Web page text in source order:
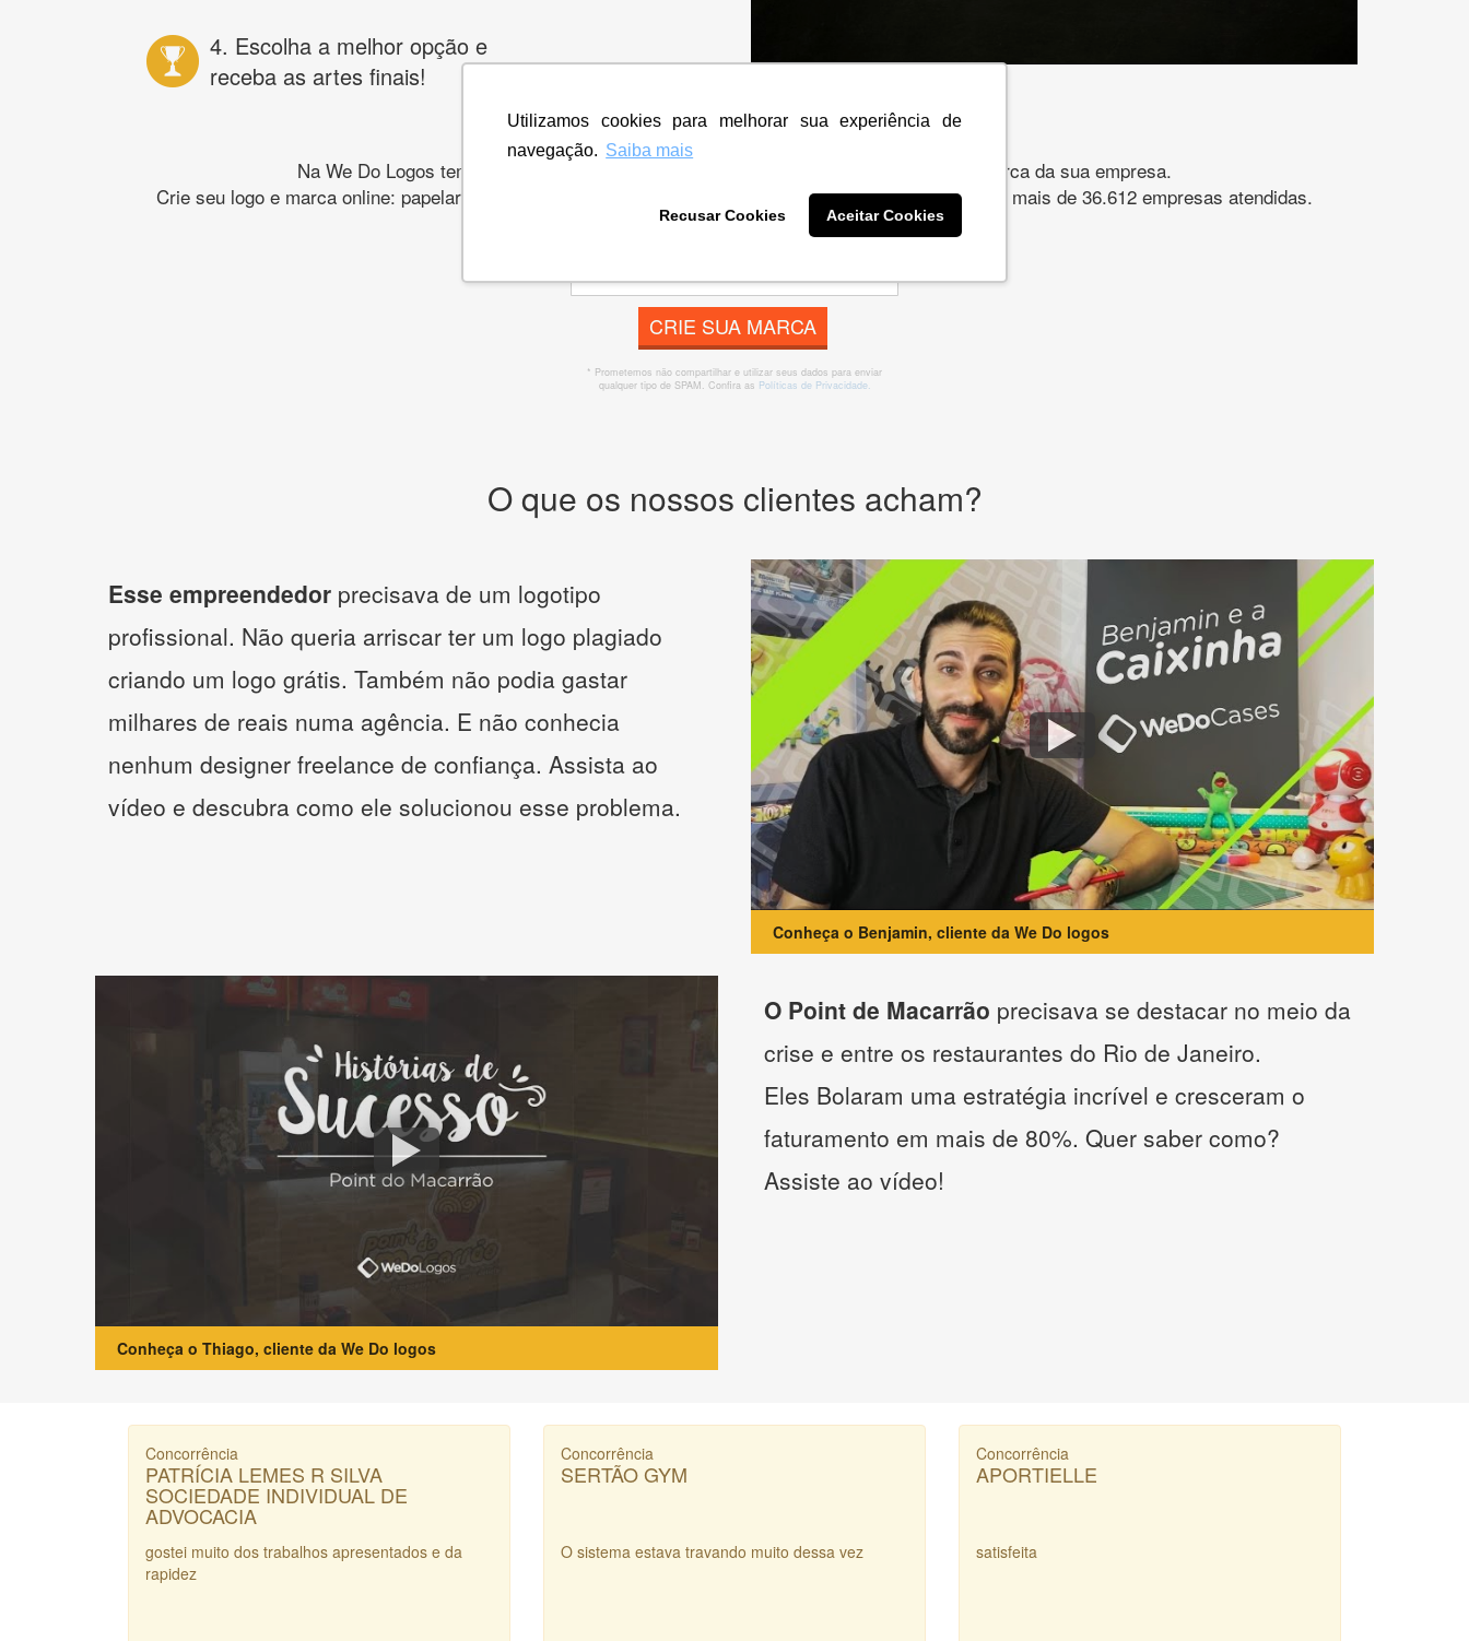
Utilizamos cookies para melhorar sua experiência de
navegação. Saiba mais
Recusar Cookies Aceitar Cookies
4. Escolha a melhor opção e
receba as artes finais!
Na We Do Logos temos os melhores designers de logotipos online para criar a logomarca da sua empresa.
Crie seu logo e marca online: papelaria, banner, cartão de visita, folder, flyer, website e muito mais. São mais de 36.612 empresas atendidas.
CRIE SUA MARCA
* Prometemos não compartilhar e utilizar seus dados para enviar
qualquer tipo de SPAM. Confira as Políticas de Privacidade.
O que os nossos clientes acham?
Esse empreendedor precisava de um logotipo
profissional. Não queria arriscar ter um logo plagiado
criando um logo grátis. Também não podia gastar
milhares de reais numa agência. E não conhecia
nenhum designer freelance de confiança. Assista ao
vídeo e descubra como ele solucionou esse problema.
Conheça o Benjamin, cliente da We Do logos
Conheça o Thiago, cliente da We Do logos
O Point de Macarrão precisava se destacar no meio da
crise e entre os restaurantes do Rio de Janeiro.
Eles Bolaram uma estratégia incrível e cresceram o
faturamento em mais de 80%. Quer saber como?
Assiste ao vídeo!
Concorrência
PATRÍCIA LEMES R SILVA
SOCIEDADE INDIVIDUAL DE
ADVOCACIA
gostei muito dos trabalhos apresentados e da
rapidez
Concorrência
SERTÃO GYM
O sistema estava travando muito dessa vez
Concorrência
APORTIELLE
satisfeita